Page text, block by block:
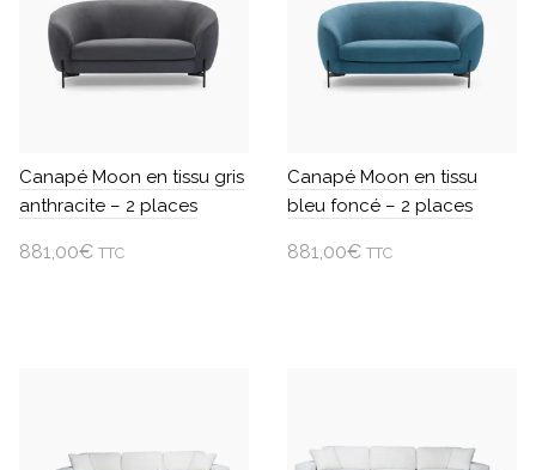
Les
options
peuvent
sur
la
page
du
Les
options
peuvent
sur
la
page
du
Canapé Moon en tissu gris
anthracite – 2 places
881,00€ TTC
Canapé Moon en tissu
bleu foncé – 2 places
881,00€ TTC